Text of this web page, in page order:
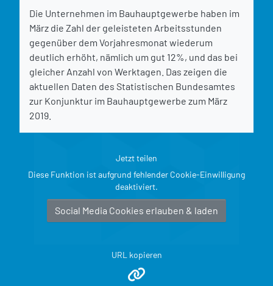
Die Unternehmen im Bauhauptgewerbe haben im
März die Zahl der geleisteten Arbeitsstunden
gegenüber dem Vorjahresmonat wiederum
deutlich erhöht, nämlich um gut 12%, und das bei
gleicher Anzahl von Werktagen. Das zeigen die
aktuellen Daten des Statistischen Bundesamtes
zur Konjunktur im Bauhauptgewerbe zum März
2019.
Jetzt teilen
Diese Funktion ist aufgrund fehlender Cookie-Einwilligung
deaktiviert.
Social Media Cookies erlauben & laden
URL kopieren